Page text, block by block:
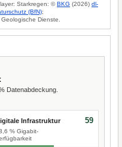
Starkregen: ©BKG (2026) dl-
(BfN);
Dienste.
Datenabdeckung.
Infrastruktur
% Gigabit-
59